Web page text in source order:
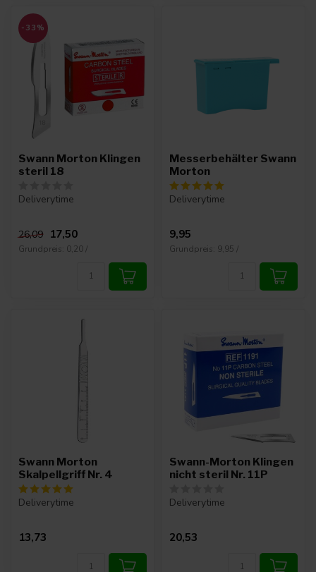
-33%
Swann Morton Klingen
steril 18
Deliverytime
26,09 17,50
Grundpreis: 0,20 /
Messerbehälter Swann
Morton
Deliverytime
9,95
Grundpreis: 9,95 /
Swann Morton
Skalpellgriff Nr. 4
Deliverytime
13,73
Swann-Morton Klingen
nicht steril Nr. 11P
Deliverytime
20,53